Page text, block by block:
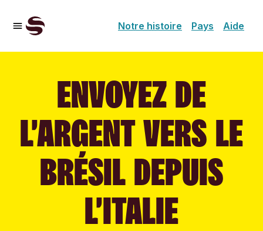
Notre histoire Pays Aide
ENVOYEZ DE
L’ARGENT VERS LE
BRÉSIL DEPUIS
L’ITALIE